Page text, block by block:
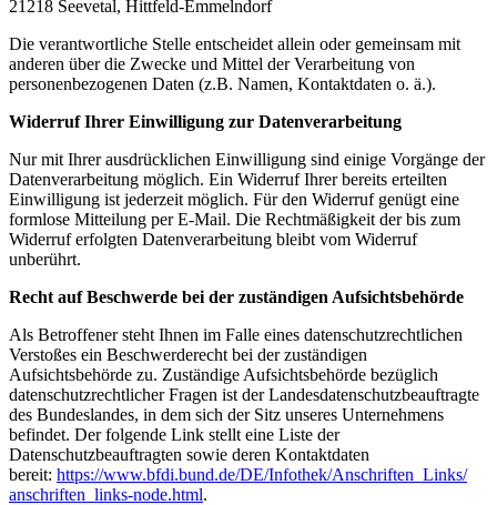
21218 Seevetal, Hittfeld-Emmelndorf
Die verantwortliche Stelle entscheidet allein oder gemeinsam mit
anderen über die Zwecke und Mittel der Verarbeitung von
personenbezogenen Daten (z.B. Namen, Kontaktdaten o. ä.).
Widerruf Ihrer Einwilligung zur Datenverarbeitung
Nur mit Ihrer ausdrücklichen Einwilligung sind einige Vorgänge der
Datenverarbeitung möglich. Ein Widerruf Ihrer bereits erteilten
Einwilligung ist jederzeit möglich. Für den Widerruf genügt eine
formlose Mitteilung per E-Mail. Die Rechtmäßigkeit der bis zum
Widerruf erfolgten Datenverarbeitung bleibt vom Widerruf
unberührt.
Recht auf Beschwerde bei der zuständigen Aufsichtsbehörde
Als Betroffener steht Ihnen im Falle eines datenschutzrechtlichen
Verstoßes ein Beschwerderecht bei der zuständigen
Aufsichtsbehörde zu. Zuständige Aufsichtsbehörde bezüglich
datenschutzrechtlicher Fragen ist der Landesdatenschutzbeauftragte
des Bundeslandes, in dem sich der Sitz unseres Unternehmens
befindet. Der folgende Link stellt eine Liste der
Datenschutzbeauftragten sowie deren Kontaktdaten
bereit: https://www.bfdi.bund.de/DE/Infothek/Anschriften_Links/
anschriften_links-node.html.